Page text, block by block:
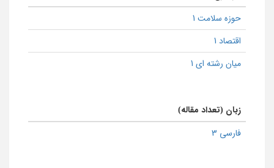
حوزه سلامت 1
اقتصاد 1
میان رشته ای 1
زبان (تعداد مقاله)
فارسی 3